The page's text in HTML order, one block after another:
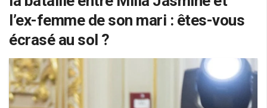
l’ex-femme de son mari : êtes-vous
écrasé au sol ?